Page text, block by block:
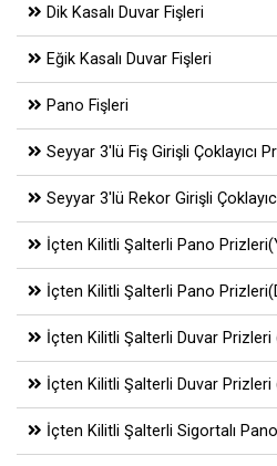
Dik Kasalı Duvar Fişleri
Eğik Kasalı Duvar Fişleri
Pano Fişleri
Seyyar 3'lü Fiş Girişli Çoklayıcı
Seyyar 3'lü Rekor Girişli
İçten Kilitli Şalterli Pano
İçten Kilitli Şalterli Pano
İçten Kilitli Şalterli Duvar Prizleri
İçten Kilitli Şalterli Duvar Prizleri
İçten Kilitli Şalterli Sigortalı